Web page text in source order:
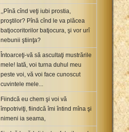
,,Pînă cînd veţi iubi prostia,
proştilor? Pînă cînd le va plăcea
batjocoritorilor batjocura, şi vor urî
nebunii ştiinţa?
Întoarceţi-vă să ascultaţi mustrările
mele! Iată, voi turna duhul meu
peste voi, vă voi face cunoscut
cuvintele mele...
Fiindcă eu chem şi voi vă
împotriviţi, fiindcă îmi întind mîna şi
nimeni ia seama,